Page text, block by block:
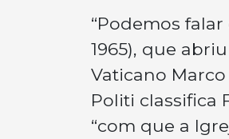
“Podemos
1965), que
Vaticano Marco
Politi classifica
“com que a